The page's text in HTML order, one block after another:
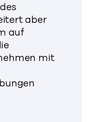
aber
auf
mit